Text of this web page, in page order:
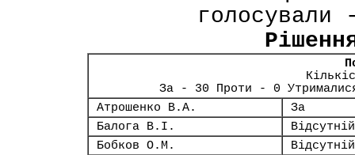
За - 30 Проти - 0
Атрошенко В.А.
За
Балога В.І.
Відсутній
Бобков О.М.
Відсутній